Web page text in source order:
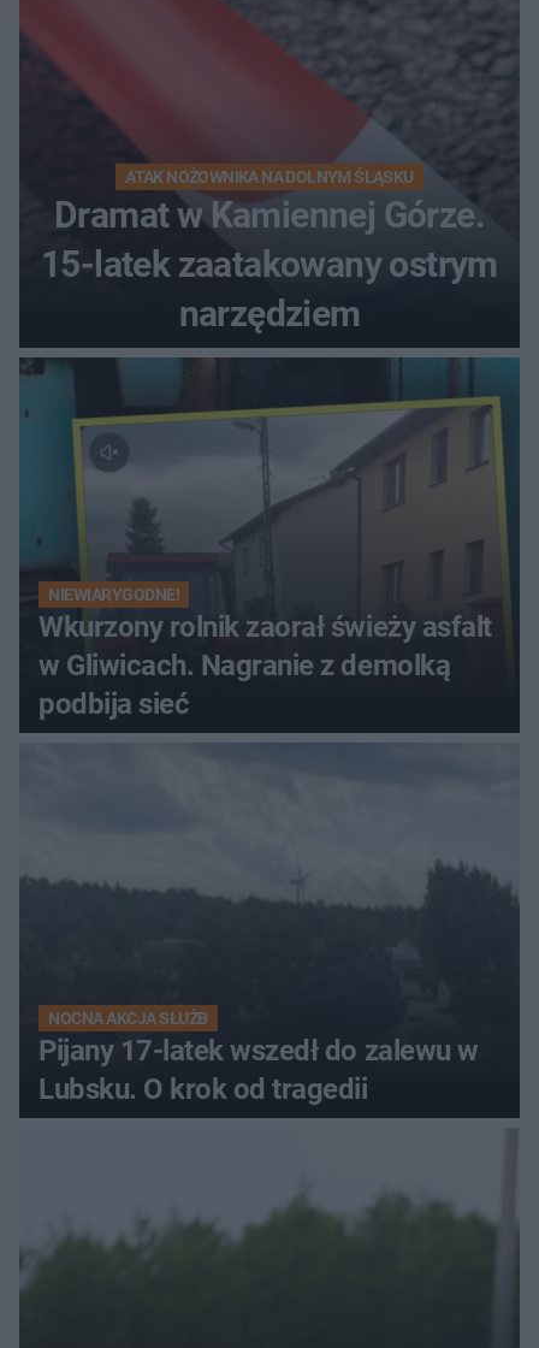
ATAK NOŻOWNIKA NA DOLNYM ŚLĄSKU
Dramat w Kamiennej Górze.
15-latek zaatakowany ostrym
narzędziem
NIEWIARYGODNE!
Wkurzony rolnik zaorał świeży asfalt
w Gliwicach. Nagranie z demolką
podbija sieć
NOCNA AKCJA SŁUŻB
Pijany 17-latek wszedł do zalewu w
Lubsku. O krok od tragedii